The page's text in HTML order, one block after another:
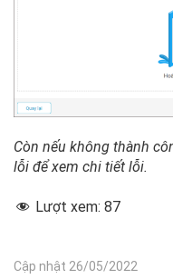
Còn nếu không thành
lỗi để xem chi tiết lỗi.
Lượt xem: 87
Cập nhật 26/05/2022